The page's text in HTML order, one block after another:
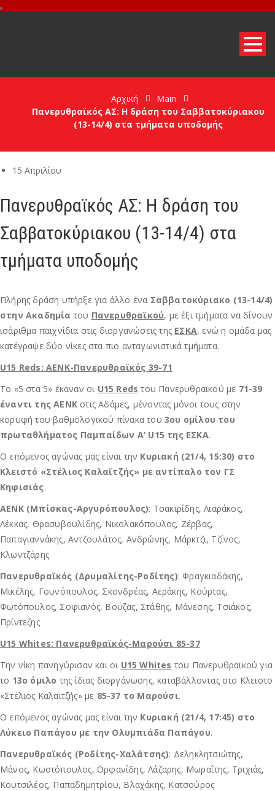
Αρχική
Main
Πανερυθραϊκός ΑΣ: Η δράση του Σαββατοκύριακου
(13-14/4) στα τμήματα υποδομής
15 Απριλίου
Πανερυθραϊκός ΑΣ: Η δράση του
Σαββατοκύριακου (13-14/4) στα
τμήματα υποδομής
Πλήρης δράση υπήρξε για άλλο ένα Σαββατοκύριακο (13-14/4)
στην Ακαδημία του Πανερυθραϊκού, με έξι τμήματα να δίνουν
ισάριθμα παιχνίδια στις διοργανώσεις της ΕΣΚΑ, ενώ η ομάδα μας
κατέγραψε δύο νίκες στα πιο ανταγωνιστικά τμήματα.
U15 Reds: ΑΕΝΚ-Πανερυθραϊκός 39-71
Το «5 στα 5» έκαναν οι U15 Reds του Πανερυθραϊκού με 71-39
έναντι της ΑΕΝΚ στις Αδάμες, μένοντας μόνοι τους στην
κορυφή του βαθμολογικού πίνακα του 3ου ομίλου του
πρωταθλήματος Παμπαίδων Α’ U15 της ΕΣΚΑ.
Ο επόμενος αγώνας μας είναι την Κυριακή (21/4, 15:30) στο
Κλειστό «Στέλιος Καλαϊτζής» με αντίπαλο τον ΓΣ
Κηφισιάς.
ΑΕΝΚ (Μπίσκας-Αργυρόπουλος): Τσακιρίδης, Λιαράκος,
Λέκκας, Θρασυβουλίδης, Νικολακόπουλος, Ζέρβας,
Παπαγιαννάκης, Αντζουλάτος, Ανδρώνης, Μάρκτζι, Τζίνος,
Κλωντζάρης
Πανερυθραϊκός (Δρυμαλίτης-Ροδίτης): Φραγκιαδάκης,
Μικέλης, Γουνόπουλος, Σκονδρέας, Αεράκης, Κούρτας,
Φωτόπουλος, Σοφιανός, Βούζας, Στάθης, Μάνεσης, Τσιάκος,
Πρίντεζης
U15 Whites: Πανερυθραϊκός-Μαρούσι 85-37
Την νίκη πανηγύρισαν και οι U15 Whites του Πανερυθραϊκού για
το 13ο όμιλο της ίδιας διοργάνωσης, καταβάλλοντας στο Κλειστο
«Στέλιος Καλαϊτζής» με 85-37 το Μαρούσι.
Ο επόμενος αγώνας μας είναι την Κυριακή (21/4, 17:45) στο
Λύκειο Παπάγου με την Ολυμπιάδα Παπάγου.
Πανερυθραϊκός (Ροδίτης-Χαλάτσης): Δεληκλητσιώτης,
Μάνος, Κωστόπουλος, Ορφανίδης, Λάζαρης, Μωραΐτης, Τριχιάς,
Κουτσιλέος, Παπαδημητρίου, Βλαχάκης, Κατσούρος